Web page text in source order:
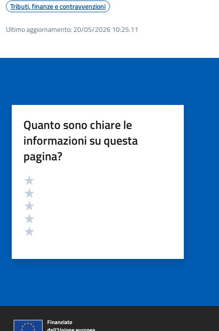
Tributi, finanze e contravvenzioni
Ultimo aggiornamento: 20/05/2026 10:25.11
Quanto sono chiare le
informazioni su questa
pagina?
Valutazione